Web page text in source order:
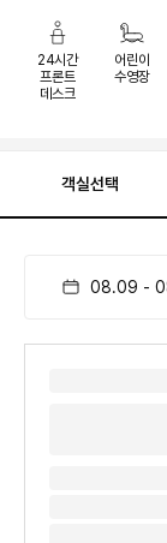
24시간
프론트
데스크
어린이
수영장
객실선택
08.09 -